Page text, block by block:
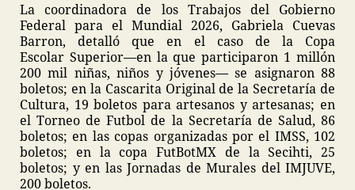
La coordinadora de los Trabajos del Gobierno
Federal para el Mundial 2026, Gabriela Cuevas
Barron, detalló que en el caso de la Copa
Escolar Superior—en la que participaron 1 millón
200 mil niñas, niños y jóvenes— se asignaron 88
boletos; en la Cascarita Original de la Secretaría de
Cultura, 19 boletos para artesanos y artesanas; en
el Torneo de Futbol de la Secretaría de Salud, 86
boletos; en las copas organizadas por el IMSS, 102
boletos; en la copa FutBotMX de la Secihti, 25
boletos; y en las Jornadas de Murales del IMJUVE,
200 boletos.